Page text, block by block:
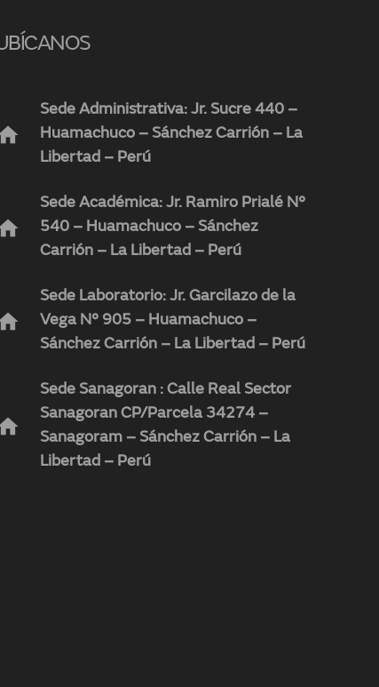
Sede Administrativa: Jr. Sucre 440 –
Huamachuco – Sánchez Carrión – La
Libertad – Perú
Sede Académica: Jr. Ramiro Prialé N°
540 – Huamachuco – Sánchez
Carrión – La Libertad – Perú
Sede Laboratorio: Jr. Garcilazo de la
Vega N° 905 – Huamachuco –
Sánchez Carrión – La Libertad – Perú
Sede Sanagoran : Calle Real Sector
Sanagoran CP/Parcela 34274 –
Sanagoram – Sánchez Carrión – La
Libertad – Perú